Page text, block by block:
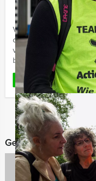
Vanaf nu ook bij
de hilarische Ranking
vrienden of collega's te
bloot komen ...
LEES MEER
Gerelateerde